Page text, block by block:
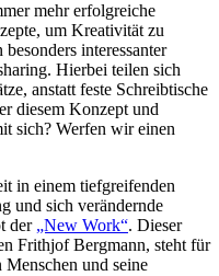
mehr erfolgreiche
um Kreativität zu
interessanter
Hierbei teilen sich
anstatt feste Schreibtische
diesem Konzept und
sich? Werfen wir einen
in einem tiefgreifenden
und sich verändernde
der „New Work“. Dieser
Frithjof Bergmann, steht für
und seine